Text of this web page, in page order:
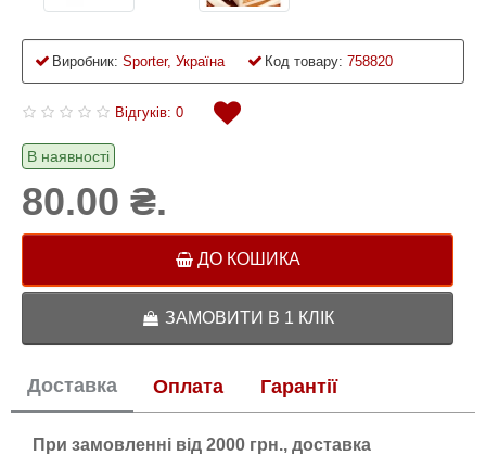
Виробник: Sporter, Україна Код товару: 758820
Відгуків: 0
В наявності
80.00 ₴.
ДО КОШИКА
ЗАМОВИТИ В 1 КЛІК
Доставка Оплата Гарантії
При замовленні від 2000 грн., доставка